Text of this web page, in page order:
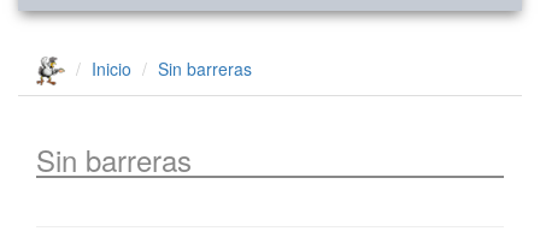
Inicio Sin barreras
Sin barreras